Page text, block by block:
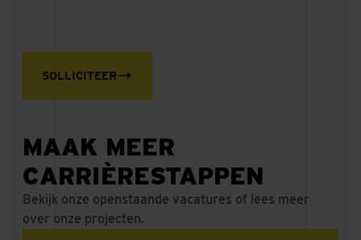
SOLLICITEER
MAAK MEER
CARRIÈRESTAPPEN
Bekijk onze openstaande vacatures of lees meer
over onze projecten.